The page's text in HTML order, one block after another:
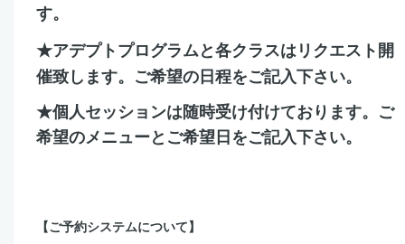
す。
★アデプトプログラムと各クラスはリクエスト開
催致します。 ご希望の日程をご記入下さい。
★個人セッションは随時受け付けております。 ご
希望のメニューとご希望日をご記入下さい。
【ご予約システムについて】